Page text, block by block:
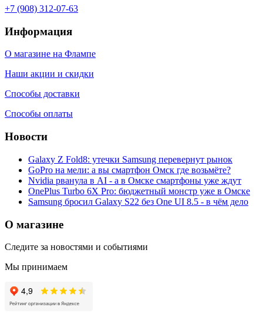
+7 (908) 312-07-63
Информация
О магазине на Флампе
Наши акции и скидки
Способы доставки
Способы оплаты
Новости
Galaxy Z Fold8: утечки Samsung перевернут рынок
GoPro на мели: а вы смартфон Омск где возьмёте?
Nvidia рванула в AI - а в Омске смартфоны уже ждут
OnePlus Turbo 6X Pro: бюджетный монстр уже в Омске
Samsung бросил Galaxy S22 без One UI 8.5 - в чём дело
О магазине
Следите за новостями и событиями
Мы принимаем